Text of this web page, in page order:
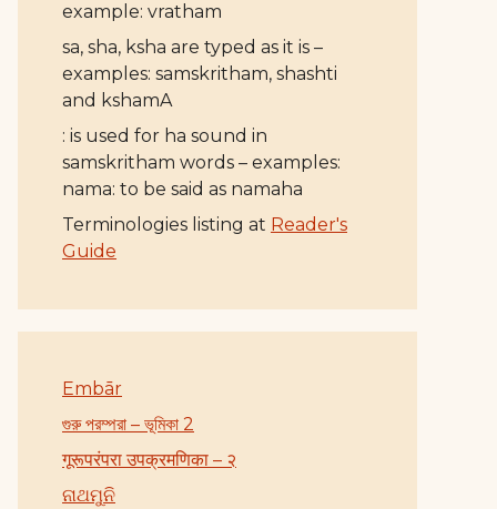
example: vratham
sa, sha, ksha are typed as it is –
examples: samskritham, shashti
and kshamA
: is used for ha sound in
samskritham words – examples:
nama: to be said as namaha
Terminologies listing at Reader's
Guide
Embār
গুরু পরম্পরা – ভূমিকা 2
गूरूपरंपरा उपक्रमणिका – २
ନାଥମୁନି